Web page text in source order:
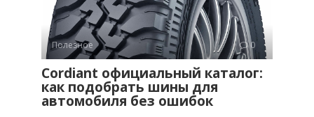
Полезное 0
Cordiant официальный каталог:
как подобрать шины для
автомобиля без ошибок